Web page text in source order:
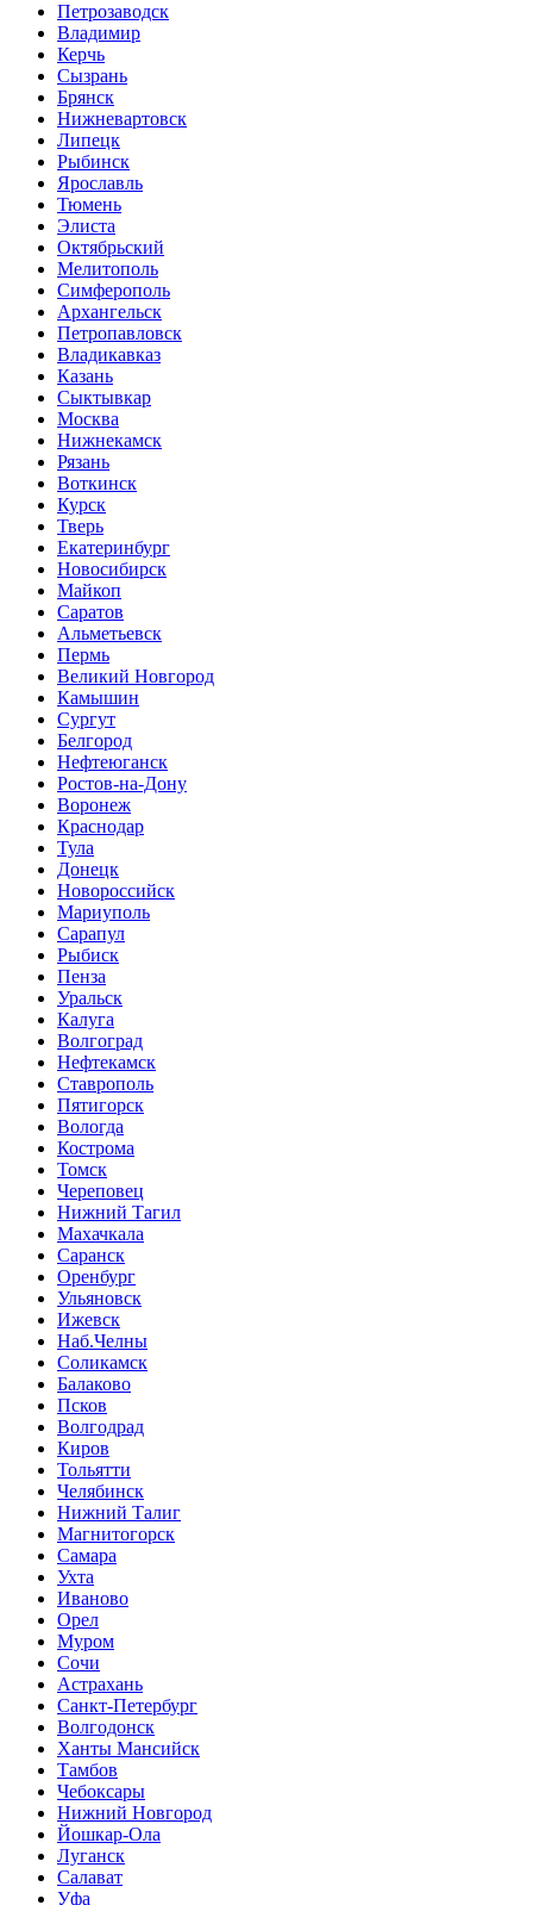
Петрозаводск
Владимир
Керчь
Сызрань
Брянск
Нижневартовск
Липецк
Рыбинск
Ярославль
Тюмень
Элиста
Октябрьский
Мелитополь
Симферополь
Архангельск
Петропавловск
Владикавказ
Казань
Сыктывкар
Москва
Нижнекамск
Рязань
Воткинск
Курск
Тверь
Екатеринбург
Новосибирск
Майкоп
Саратов
Альметьевск
Пермь
Великий Новгород
Камышин
Сургут
Белгород
Нефтеюганск
Ростов-на-Дону
Воронеж
Краснодар
Тула
Донецк
Новороссийск
Мариуполь
Сарапул
Рыбиск
Пенза
Уральск
Калуга
Волгоград
Нефтекамск
Ставрополь
Пятигорск
Вологда
Кострома
Томск
Череповец
Нижний Тагил
Махачкала
Саранск
Оренбург
Ульяновск
Ижевск
Наб.Челны
Соликамск
Балаково
Псков
Волгодрад
Киров
Тольятти
Челябинск
Нижний Талиг
Магнитогорск
Самара
Ухта
Иваново
Орел
Муром
Сочи
Астрахань
Санкт-Петербург
Волгодонск
Ханты Мансийск
Тамбов
Чебоксары
Нижний Новгород
Йошкар-Ола
Луганск
Салават
Уфа